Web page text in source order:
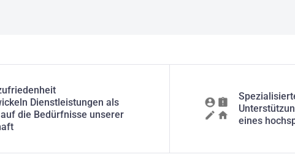
Dienstleistungen als
die Bedürfnisse unserer
eines